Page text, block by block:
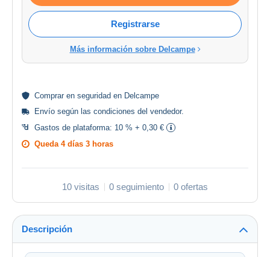
Registrarse
Más información sobre Delcampe
Comprar en seguridad en Delcampe
Envío según las condiciones del vendedor.
Gastos de plataforma: 10 % + 0,30 €
Queda 4 días 3 horas
10 visitas 0 seguimiento 0 ofertas
Descripción